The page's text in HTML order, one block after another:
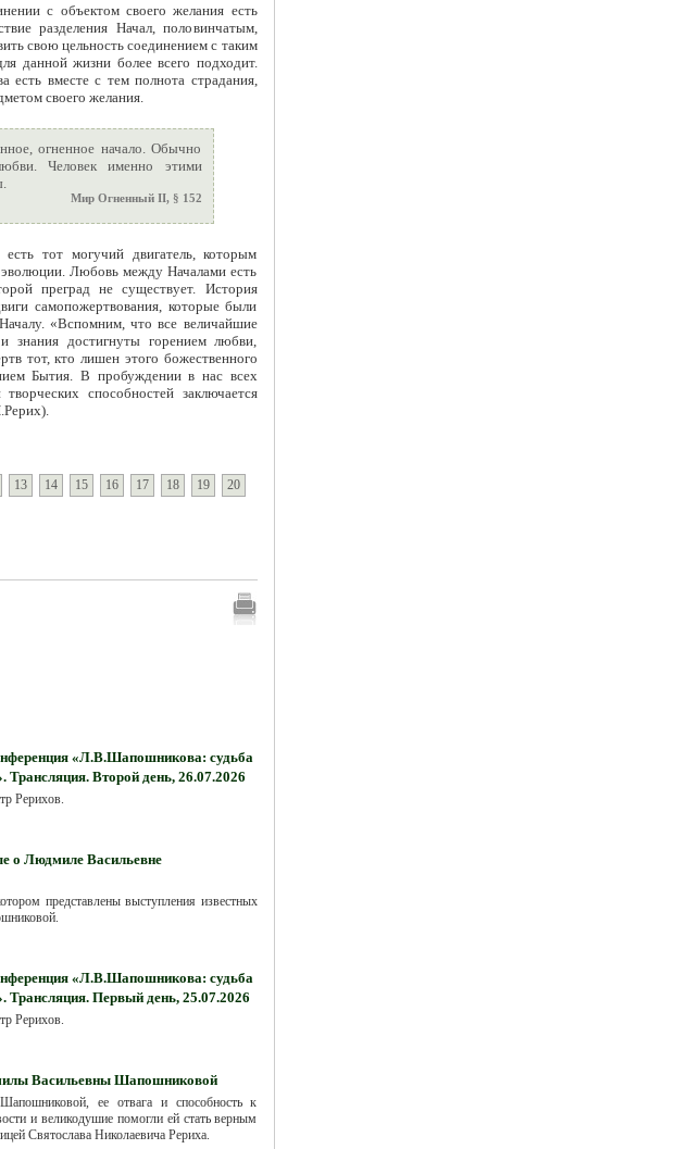
с объектом своего желания есть
разделения Начал, половинчатым,
свою цельность соединением с таким
данной жизни более всего подходит.
есть вместе с тем полнота страдания,
своего желания.
огненное начало. Обычно
Человек именно этими
Мир Огненный II, § 152
тот могучий двигатель, которым
Любовь между Началами есть
преград не существует. История
самопожертвования, которые были
«Вспомним, что все величайшие
знания достигнуты горением любви,
тот, кто лишен этого божественного
Бытия. В пробуждении в нас всех
способностей заключается
13 14 15 16 17 18 19 20
«Л.В.Шапошникова: судьба
Трансляция. Второй день, 26.07.2026
Рерихов.
о Людмиле Васильевне
представлены выступления известных
«Л.В.Шапошникова: судьба
Трансляция. Первый день, 25.07.2026
Рерихов.
Васильевны Шапошниковой
ее отвага и способность к
и великодушие помогли ей стать верным
Святослава Николаевича Рериха.